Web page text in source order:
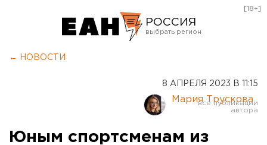
РОССИЯ
Курган
Оренбург
[18+]
← НОВОСТИ
8 АПРЕЛЯ 2023 В 11:15
Мария Трускова
Юным спортсменам из